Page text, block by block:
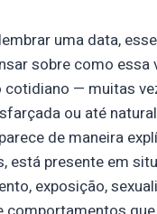
uma data,
sobre como essa
cotidiano — muitas
ou até
de maneira
está presente em
exposição,